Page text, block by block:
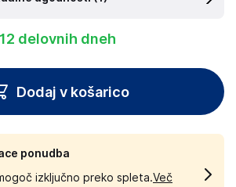
delovnih dneh
Dodaj v košarico
ponudba
izključno preko spleta.Več